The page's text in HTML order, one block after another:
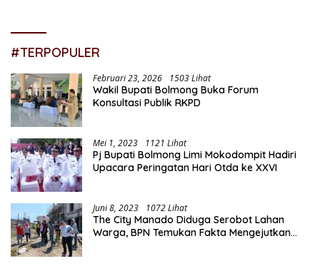
#TERPOPULER
Februari 23, 2026 1503 Lihat
Wakil Bupati Bolmong Buka Forum
Konsultasi Publik RKPD
Mei 1, 2023 1121 Lihat
Pj Bupati Bolmong Limi Mokodompit Hadiri
Upacara Peringatan Hari Otda ke XXVI
Juni 8, 2023 1072 Lihat
The City Manado Diduga Serobot Lahan
Warga, BPN Temukan Fakta Mengejutkan